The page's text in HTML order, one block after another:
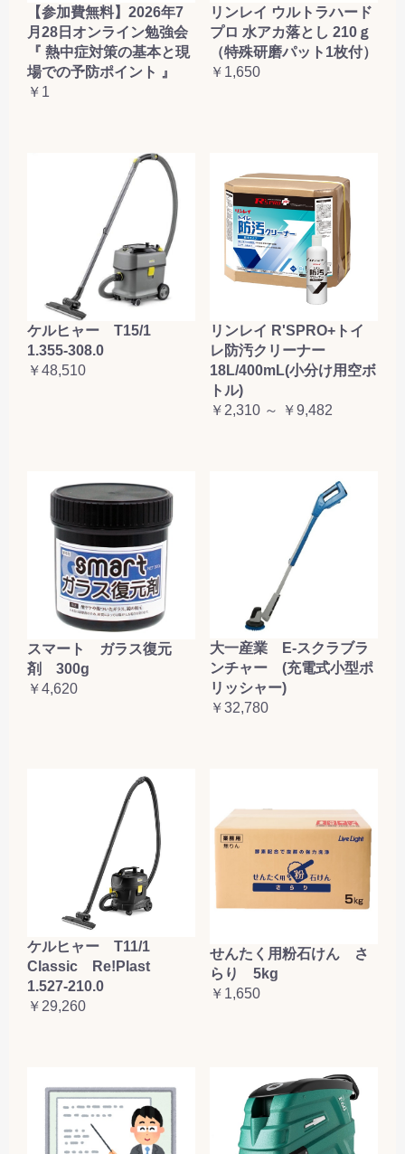
【参加費無料】2026年7
月28日オンライン勉強会
『 熱中症対策の基本と現
場での予防ポイント 』
￥1
リンレイ ウルトラハード
プロ 水アカ落とし 210ｇ
（特殊研磨パット1枚付）
￥1,650
ケルヒャー T15/1
1.355-308.0
￥48,510
リンレイ R'SPRO+トイ
レ防汚クリーナー
18L/400mL(小分け用空ボ
トル)
￥2,310 ～ ￥9,482
スマート ガラス復元
剤 300g
￥4,620
大一産業 E-スクラブラ
ンチャー (充電式小型ポ
リッシャー)
￥32,780
ケルヒャー T11/1
Classic Re!Plast
1.527-210.0
￥29,260
せんたく用粉石けん さ
らり 5kg
￥1,650